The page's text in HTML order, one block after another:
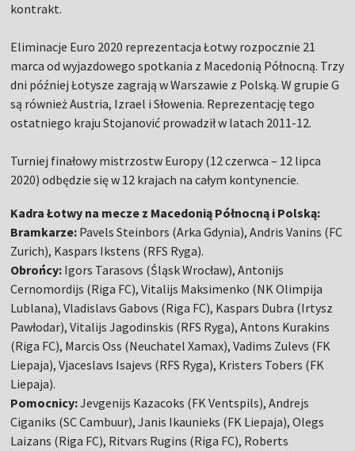
kontrakt.
Eliminacje Euro 2020 reprezentacja Łotwy rozpocznie 21
marca od wyjazdowego spotkania z Macedonią Północną. Trzy
dni później Łotysze zagrają w Warszawie z Polską. W grupie G
są również Austria, Izrael i Słowenia. Reprezentację tego
ostatniego kraju Stojanović prowadził w latach 2011-12.
Turniej finałowy mistrzostw Europy (12 czerwca – 12 lipca
2020) odbędzie się w 12 krajach na całym kontynencie.
Kadra Łotwy na mecze z Macedonią Północną i Polską:
Bramkarze: Pavels Steinbors (Arka Gdynia), Andris Vanins (FC
Zurich), Kaspars Ikstens (RFS Ryga).
Obrońcy: Igors Tarasovs (Śląsk Wrocław), Antonijs
Cernomordijs (Riga FC), Vitalijs Maksimenko (NK Olimpija
Lublana), Vladislavs Gabovs (Riga FC), Kaspars Dubra (Irtysz
Pawłodar), Vitalijs Jagodinskis (RFS Ryga), Antons Kurakins
(Riga FC), Marcis Oss (Neuchatel Xamax), Vadims Zulevs (FK
Liepaja), Vjaceslavs Isajevs (RFS Ryga), Kristers Tobers (FK
Liepaja).
Pomocnicy:Jevgenijs Kazacoks (FK Ventspils), Andrejs
Ciganiks (SC Cambuur), Janis Ikaunieks (FK Liepaja), Olegs
Laizans (Riga FC), Ritvars Rugins (Riga FC), Roberts